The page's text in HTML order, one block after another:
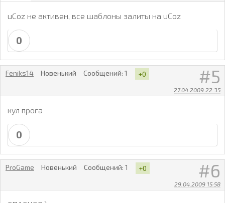
uCoz не активен, все шаблоны залиты на uCoz
0
5
27.04.2009 22:35
Feniks14 Новенький Сообщений: 1 +0
кул прога
0
6
29.04.2009 15:58
ProGame Новенький Сообщений: 1 +0